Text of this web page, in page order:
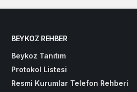
BEYKOZ REHBER
Beykoz Tanıtım
Protokol Listesi
Resmi Kurumlar Telefon Rehberi